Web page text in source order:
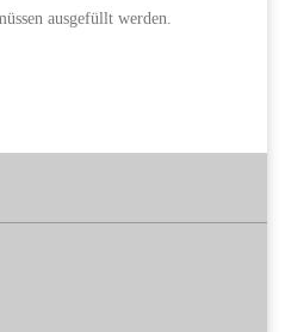
ausgefüllt werden.